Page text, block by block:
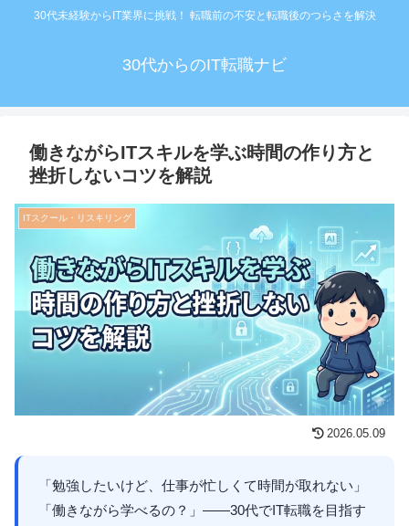
30代未経験からIT業界に挑戦！ 転職前の不安と転職後のつらさを解決
30代からのIT転職ナビ
働きながらITスキルを学ぶ時間の作り方と
挫折しないコツを解説
ITスクール・リスキリング
2026.05.09
「勉強したいけど、仕事が忙しくて時間が取れない」
「働きながら学べるの？」——30代でIT転職を目指す